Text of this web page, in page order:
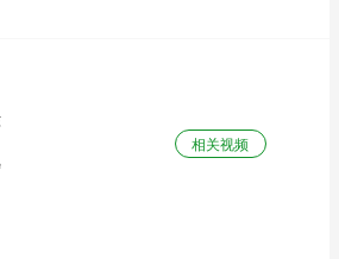
相关视频